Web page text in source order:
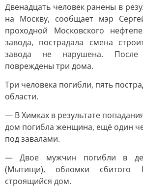
Двенадцать человек ранены в
на Москву, сообщает мэр
проходной Московского
завода, пострадала смена
завода не нарушена. После
повреждены три дома.
Три человека погибли, пять
области.
— В Химках в результате
дом погибла женщина, ещё один
под завалами.
— Двое мужчин погибли в
(Мытищи), обломки
строящийся дом.